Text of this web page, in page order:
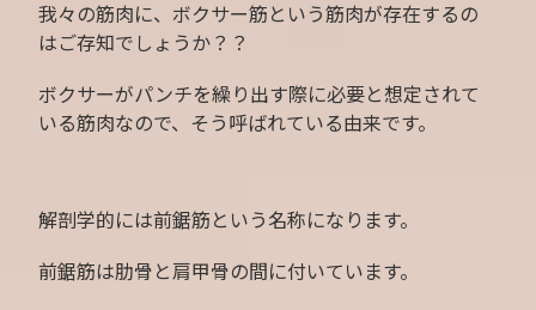
我々の筋肉に、ボクサー筋という筋肉が存在するの
はご存知でしょうか？？
ボクサーがパンチを繰り出す際に必要と想定されて
いる筋肉なので、そう呼ばれている由来です。
解剖学的には前鋸筋という名称になります。
前鋸筋は肋骨と肩甲骨の間に付いています。